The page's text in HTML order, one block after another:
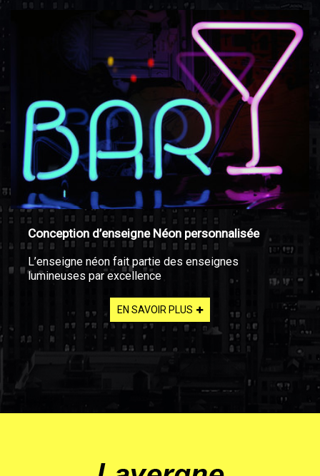
Conception d’enseigne Néon personnalisée
L’enseigne néon fait partie des enseignes
lumineuses par excellence
EN SAVOIR PLUS